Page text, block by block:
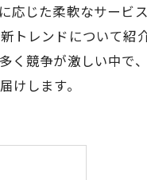
応じた柔軟なサービ
トレンドについて紹
く競争が激しい中で
します。